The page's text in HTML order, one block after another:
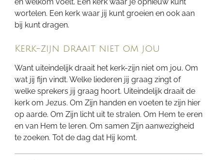
wortelen. Een kerk waar jij kunt groeien en ook aan
bij kunt dragen.
Kerk-zijn draait niet om jou
Want uiteindelijk draait het kerk-zijn niet om jou. Om
wat jij fijn vindt. Welke liederen jij graag zingt of
welke sprekers jij graag hoort. Uiteindelijk draait de
kerk om Jezus. Om Zijn handen en voeten te zijn hier
op aarde. Om Zijn licht uit te stralen. Om Hem te eren
en van Hem te leren. Om samen Zijn aanwezigheid
te zoeken. Tot de dag dat Hij komt.